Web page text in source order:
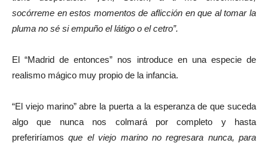
socórreme en estos momentos de aflicción en que al tomar la
pluma no sé si empuño el látigo o el cetro”.
El “Madrid de entonces” nos introduce en una especie de
realismo mágico muy propio de la infancia.
“El viejo marino” abre la puerta a la esperanza de que suceda
algo que nunca nos colmará por completo y hasta
preferiríamosque el viejo marino no regresara nunca, para